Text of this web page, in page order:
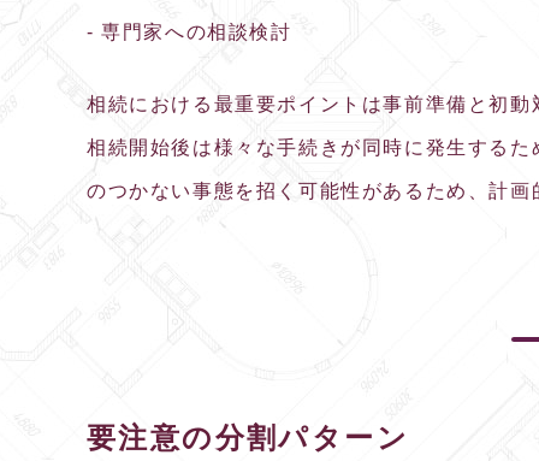
- 専門家への相談検討
相続における最重要ポイントは事前準備と初
相続開始後は様々な手続きが同時に発生する
のつかない事態を招く可能性があるため、計画
要注意の分割パターン